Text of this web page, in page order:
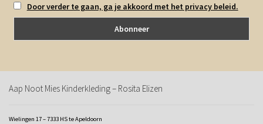
Door verder te gaan, ga je akkoord met het privacy beleid.
Aap Noot Mies Kinderkleding – Rosita Elizen
Wielingen 17 – 7333 HS te Apeldoorn